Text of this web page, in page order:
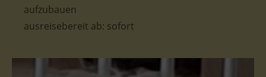
aufzubauen
ausreisebereit ab: sofort